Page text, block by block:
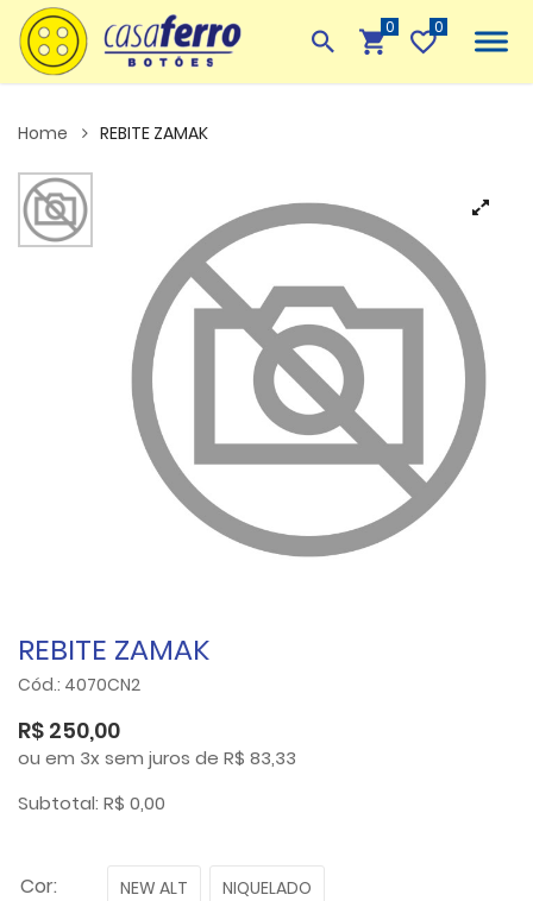
0
Home REBITE ZAMAK
REBITE ZAMAK
Cód.: 4070CN2
R$ 250,00
ou em 3x sem juros de R$ 83,33
Subtotal: R$ 0,00
Cor: NEW ALT NIQUELADO